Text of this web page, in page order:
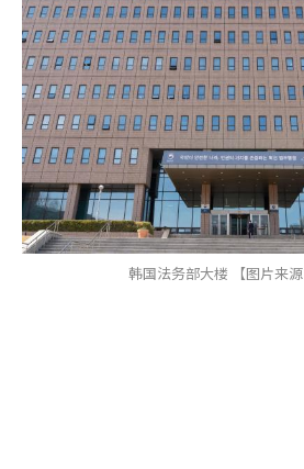
韩国法务部大楼 【图片来源